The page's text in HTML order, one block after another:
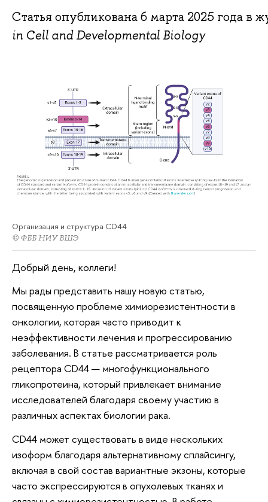
Статья опубликована 6 марта 2025 года в
in Cell and Developmental Biology
Организация и структура CD44
© ФББ НИУ ВШЭ
Добрый день, коллеги!
Мы рады представить нашу новую статью,
посвященную проблеме химиорезистентности в
онкологии, которая часто приводит к
неэффективности лечения и прогрессированию
заболевания. В статье рассматривается роль
рецептора CD44 — многофункционального
гликопротеина, который привлекает внимание
исследователей благодаря своему участию в
различных аспектах биологии рака.
CD44 может существовать в виде нескольких
изоформ благодаря альтернативному сплайсингу,
включая в свой состав вариантные экзоны, которые
часто экспрессируются в опухолевых тканях и